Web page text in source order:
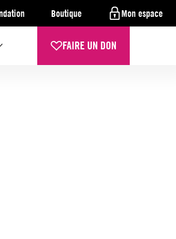
Boutique Mon espace
FAIRE UN DON